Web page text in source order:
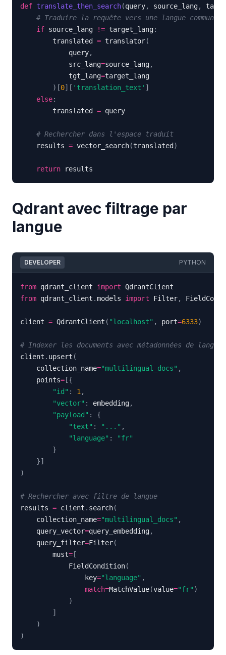
def translate_then_search(query, source_lang,
# Traduire la requête vers une langue commune
if source_lang != target_lang:
        translated
= translator(
            query
,
            src_lang
=source_lang,
            tgt_lang
=
) [0] [ 'translation_text' ]
else:
        translated
=
# Rechercher dans l'espace traduit
    results
= vector_search(translated )
return results
Qdrant avec filtrage par
langue
DEVELOPER PYTHON
from qdrant_client import
from qdrant_client .models import Filter,
client = QdrantClient ( "localhost" , port=6333)
# Indexer les documents avec métadonnées de langue
client . upsert (
    collection_name
="multilingual_docs" ,
    points
= [{
"id" : 1 ,
"vector" : embedding,
"payload" :
{
"text" : "..." ,
"language" :
"fr"
}
}]
)
# Rechercher avec filtre de langue
results = client . search(
    collection_name
="multilingual_docs" ,
    query_vector
=query_embedding,
    query_filter
=Filter(
        must
= [
            FieldCondition
(
                key
="language" ,
match=MatchValue(value="fr" )
)
]
)
)